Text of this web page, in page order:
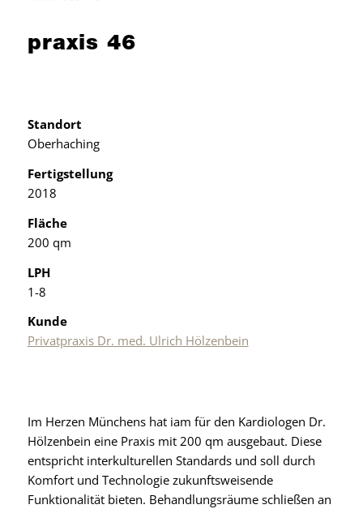
praxis 46
Standort
Oberhaching
Fertigstellung
2018
Fläche
200 qm
LPH
1-8
Kunde
Privatpraxis Dr. med. Ulrich Hölzenbein
Im Herzen Münchens hat iam für den Kardiologen Dr.
Hölzenbein eine Praxis mit 200 qm ausgebaut. Diese
entspricht interkulturellen Standards und soll durch
Komfort und Technologie zukunftsweisende
Funktionalität bieten. Behandlungsräume schließen an